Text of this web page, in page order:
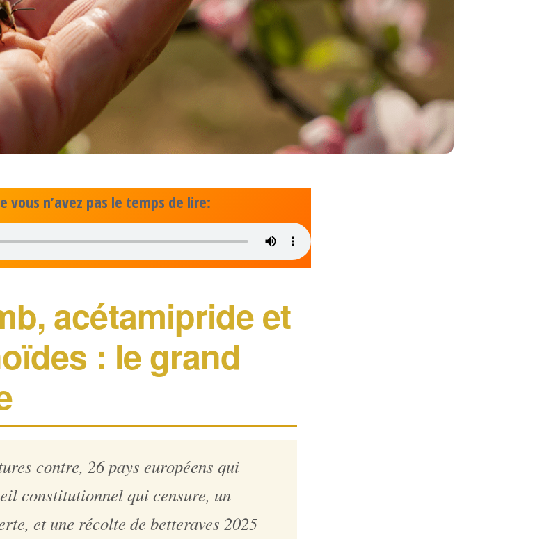
vous n’avez pas le temps de lire:
acétamipride et
: le grand
contre, 26 pays européens qui
constitutionnel qui censure, un
et une récolte de betteraves 2025